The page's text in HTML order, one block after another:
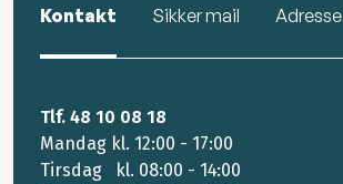
Kontakt Sikker mail Adresse
Tlf. 48 10 08 18
Mandag kl. 12:00 - 17:00
Tirsdag kl. 08:00 - 14:00